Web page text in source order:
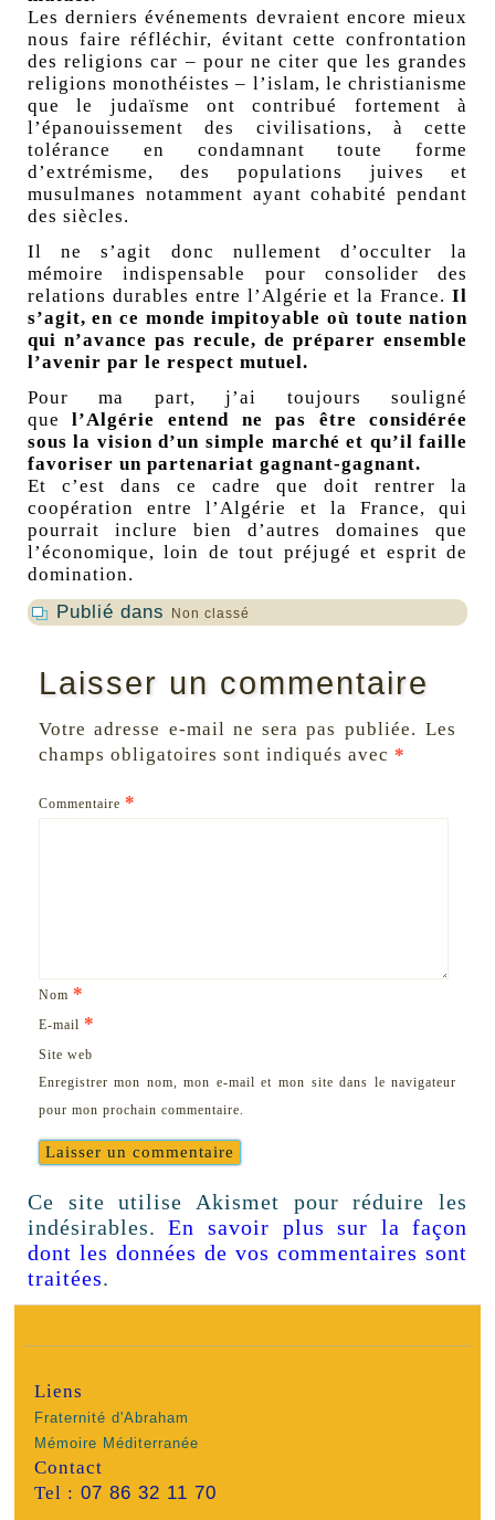
Les derniers événements devraient encore mieux
nous faire réfléchir, évitant cette confrontation
des religions car – pour ne citer que les grandes
religions monothéistes – l’islam, le christianisme
que le judaïsme ont contribué fortement à
l’épanouissement des civilisations, à cette
tolérance en condamnant toute forme
d’extrémisme, des populations juives et
musulmanes notamment ayant cohabité pendant
des siècles.
Il ne s’agit donc nullement d’occulter la
mémoire indispensable pour consolider des
relations durables entre l’Algérie et la France.Il
s’agit, en ce monde impitoyable où toute nation
qui n’avance pas recule, de préparer ensemble
l’avenir par le respect mutuel.
Pour ma part, j’ai toujours souligné
quel’Algérie entend ne pas être considérée
sous la vision d’un simple marché et qu’il faille
favoriser un partenariat gagnant-gagnant.
Et c’est dans ce cadre que doit rentrer la
coopération entre l’Algérie et la France, qui
pourrait inclure bien d’autres domaines que
l’économique, loin de tout préjugé et esprit de
domination.
Publié dans
Non classé
Laisser un commentaire
Votre adresse e-mail ne sera pas publiée. Les
champs obligatoires sont indiqués avec *
Commentaire *
Nom *
E-mail *
Site web
Enregistrer mon nom, mon e-mail et mon site dans le navigateur
pour mon prochain commentaire.
Ce site utilise Akismet pour réduire les
indésirables.En savoir plus sur la façon
dont les données de vos commentaires sont
traitées.
Liens
Fraternité d'Abraham
Mémoire Méditerranée
Contact
Tel : 07 86 32 11 70